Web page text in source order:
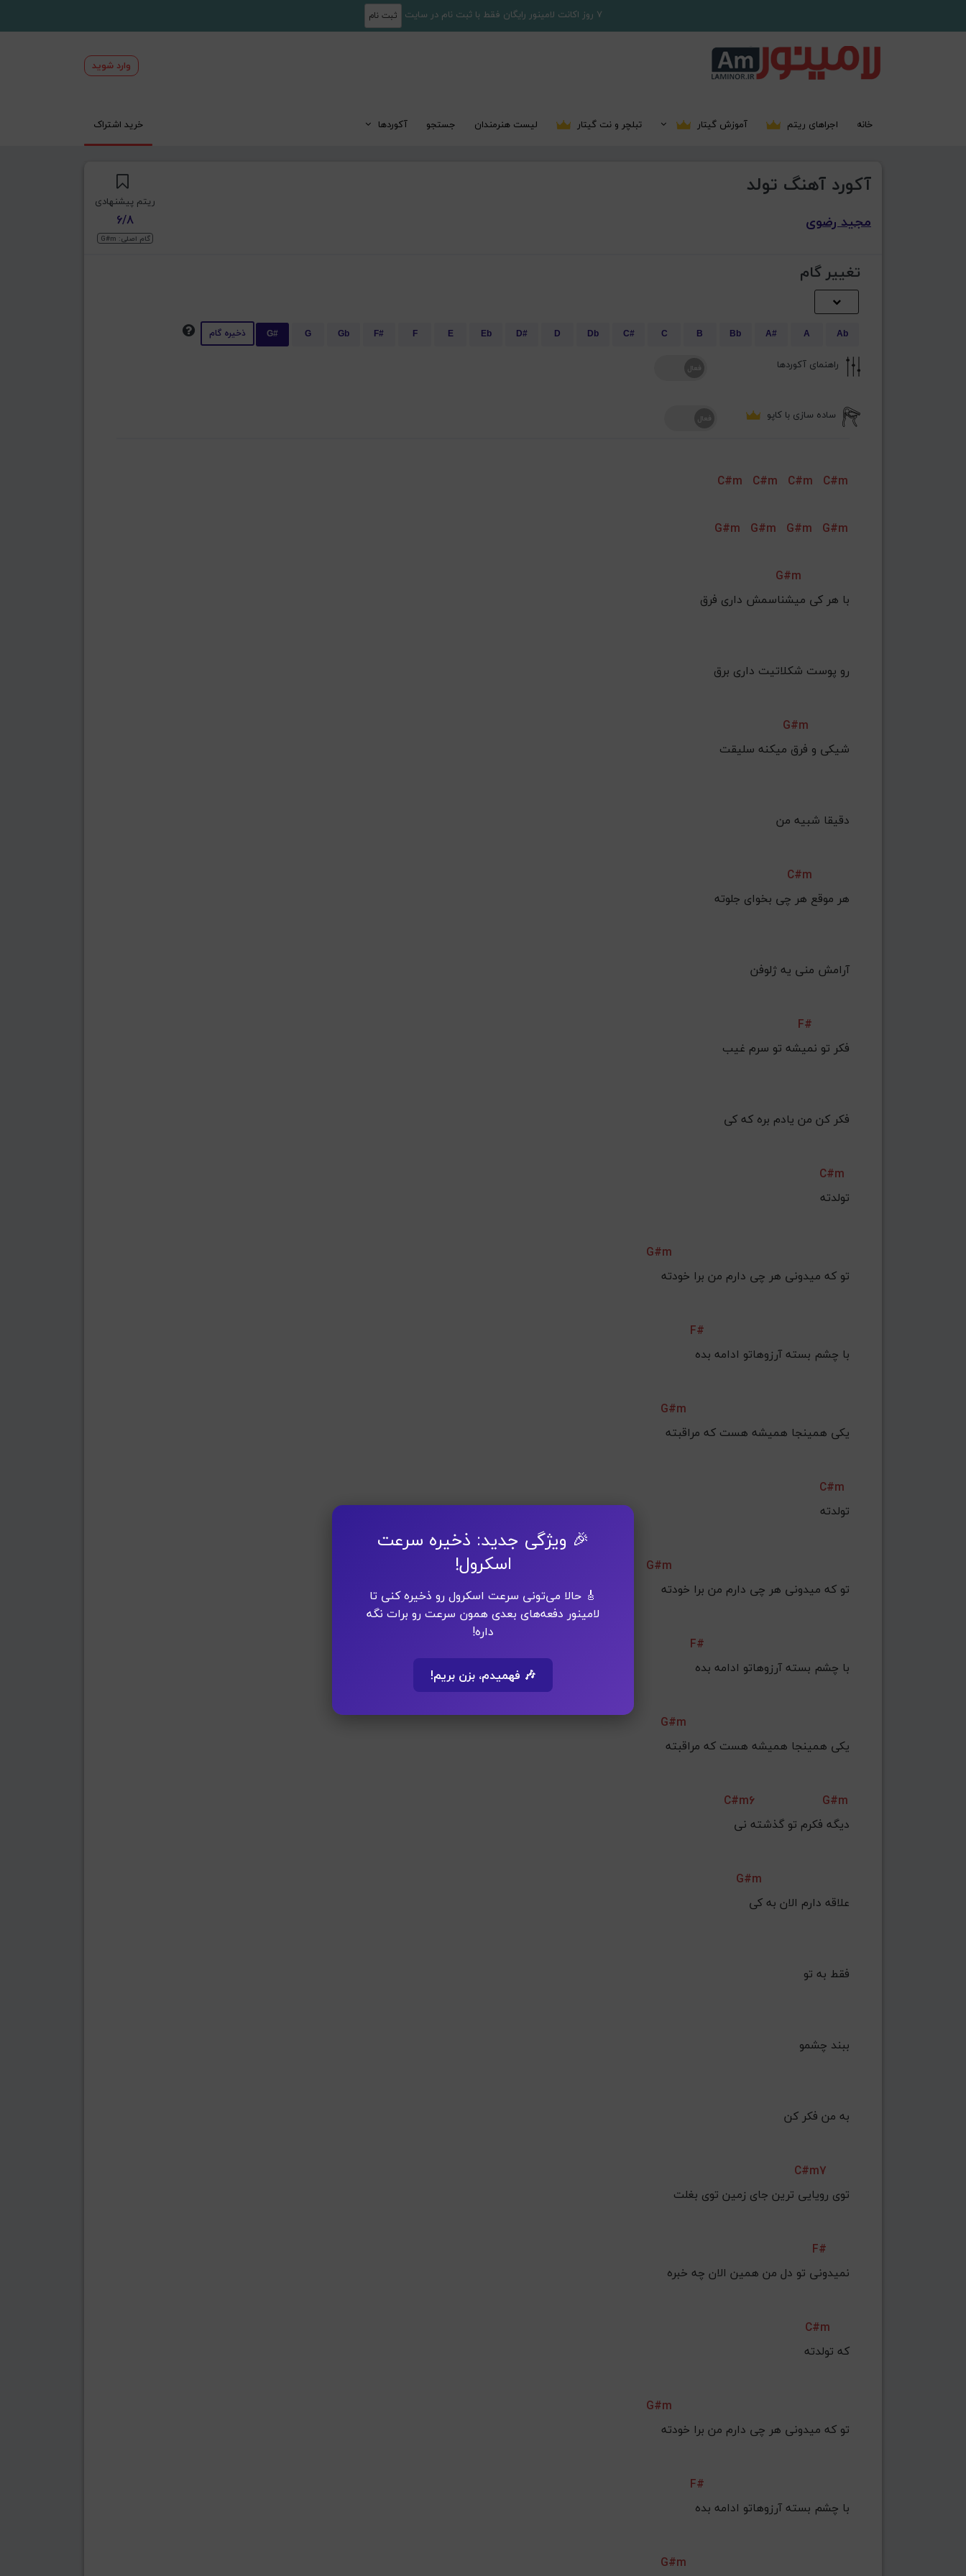
7 روز اکانت لامینور رایگان فقط با ثبت نام در سایت ثبت نام
وارد شوید
خانه اجراهای ریتم آموزش گیتار تبلچر و نت گیتار لیست هنرمندان جستجو آکوردها خرید اشتراک
آکورد آهنگ تولد
مجید رضوی
ریتم پیشنهادی
6/8
گام اصلی: G#m
تغییر گام
🎉 ویژگی جدید: ذخیره سرعت
اسکرول!
🎸 حالا می‌تونی سرعت اسکرول رو ذخیره کنی تا
لامینور دفعه‌های بعدی همون سرعت رو برات نگه
داره!
🎶 فهمیدم، بزن بریم!
Ab
A
A#
Bb
B
C
C#
Db
D
D#
Eb
E
F
F#
Gb
G
G# ذخیره گام
راهنمای آکوردها
ساده سازی با کاپو
C#m C#m C#m C#m
G#m G#m G#m G#m
G#m
با هر کی میشناسمش داری فرق
رو پوست شکلاتیت داری برق
G#m
شیکی و فرق میکنه سلیقت
دقیقا شبیه من
C#m
هر موقع هر چی بخوای جلوته
آرامش منی یه ژلوفن
F#
فکر تو نمیشه تو سرم غیب
فکر کن من یادم بره که کی
C#m
تولدته
G#m
تو که میدونی هر چی دارم من برا خودته
F#
با چشم بسته آرزوهاتو ادامه بده
G#m
یکی همینجا همیشه هست که مراقبته
C#m
تولدته
G#m
تو که میدونی هر چی دارم من برا خودته
F#
با چشم بسته آرزوهاتو ادامه بده
G#m
یکی همینجا همیشه هست که مراقبته
C#m6
G#m
دیگه فکرم تو گذشته نی
G#m
علاقه دارم الان به کی
فقط به تو
ببند چشمو
به من فکر کن
C#m7
توی رویایی ترین جای زمین توی بغلت
F#
نمیدونی تو دل من همین الان چه خبره
C#m
که تولدته
G#m
تو که میدونی هر چی دارم من برا خودته
F#
با چشم بسته آرزوهاتو ادامه بده
G#m